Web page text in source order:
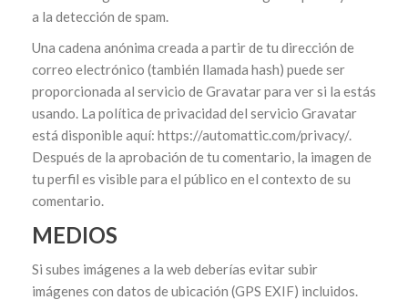
a la detección de spam.
Una cadena anónima creada a partir de tu dirección de
correo electrónico (también llamada hash) puede ser
proporcionada al servicio de Gravatar para ver si la estás
usando. La política de privacidad del servicio Gravatar
está disponible aquí: https://automattic.com/privacy/.
Después de la aprobación de tu comentario, la imagen de
tu perfil es visible para el público en el contexto de su
comentario.
MEDIOS
Si subes imágenes a la web deberías evitar subir
imágenes con datos de ubicación (GPS EXIF) incluidos.